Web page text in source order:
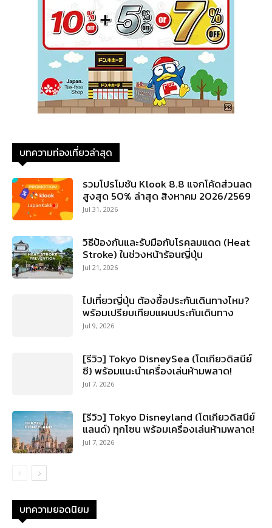
บทความท่องเที่ยวล่าสุด
รวมโปรโมชัน Klook 8.8 แจกโค้ดส่วนลด
สูงสุด 50% ล่าสุด สิงหาคม 2026/2569
Jul 31, 2026
วิธีป้องกันและรับมือกับโรคลมแดด (Heat
Stroke) ในช่วงหน้าร้อนญี่ปุ่น
Jul 21, 2026
ไปเที่ยวญี่ปุ่น ต้องซื้อประกันเดินทางไหม?
พร้อมเปรียบเทียบแผนประกันเดินทาง
Jul 9, 2026
[รีวิว] Tokyo DisneySea (โตเกียวดิสนีย์
ซี) พร้อมแนะนำเครื่องเล่นห้ามพลาด!
Jul 7, 2026
[รีวิว] Tokyo Disneyland (โตเกียวดิสนีย์
แลนด์) ทุกโซน พร้อมเครื่องเล่นห้ามพลาด!
Jul 7, 2026
บทความยอดนิยม